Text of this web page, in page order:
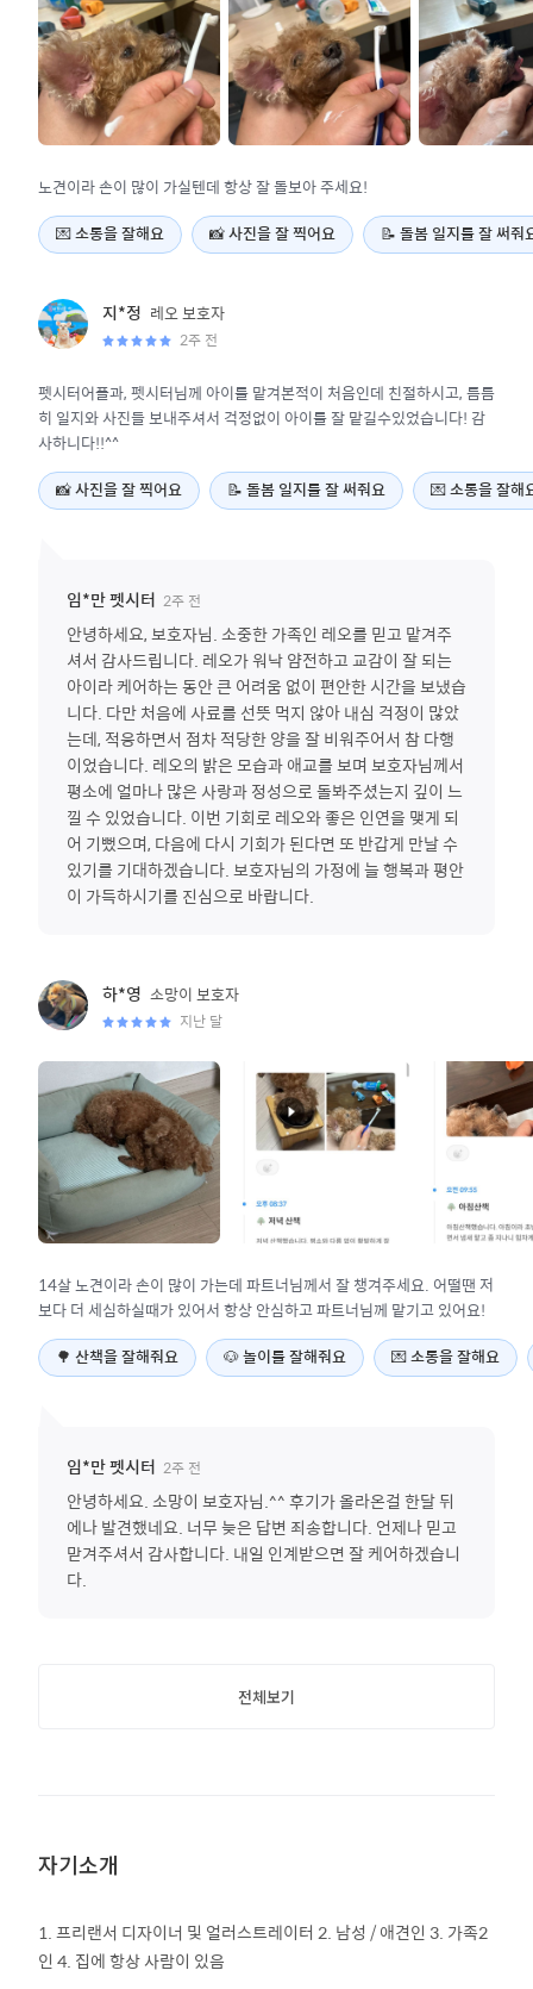
노견이라 손이 많이 가실텐데 항상 잘 돌보아 주세요!
💌 소통을 잘해요 📸사진을 잘 찍어요 📝 돌봄 일지를 잘 써줘
지*정 레오보호자
2주 전
펫시터어플과, 펫시터님께 아이를 맡겨본적이 처음인데 친절하시고, 틈틈
히 일지와 사진들 보내주셔서 걱정없이 아이를 잘 맡길수있었습니다! 감
사하니다!!^^
📸사진을 잘 찍어요 📝 돌봄 일지를 잘 써줘요 💌 소통을 잘해
임*만펫시터 2주 전
안녕하세요, 보호자님. 소중한 가족인 레오를 믿고 맡겨주
셔서 감사드립니다. 레오가 워낙 얌전하고 교감이 잘 되는
아이라 케어하는 동안 큰 어려움 없이 편안한 시간을 보냈습
니다. 다만 처음에 사료를 선뜻 먹지 않아 내심 걱정이 많았
는데, 적응하면서 점차 적당한 양을 잘 비워주어서 참 다행
이었습니다. 레오의 밝은 모습과 애교를 보며 보호자님께서
평소에 얼마나 많은 사랑과 정성으로 돌봐주셨는지 깊이 느
낄 수 있었습니다. 이번 기회로 레오와 좋은 인연을 맺게 되
어 기뻤으며, 다음에 다시 기회가 된다면 또 반갑게 만날 수
있기를 기대하겠습니다. 보호자님의 가정에 늘 행복과 평안
이 가득하시기를 진심으로 바랍니다.
하*영 소망이보호자
지난 달
14살 노견이라 손이 많이 가는데 파트너님께서 잘 챙겨주세요. 어떨땐 저
보다 더 세심하실때가 있어서 항상 안심하고 파트너님께 맡기고 있어요!
🌳 산책을 잘해줘요 🐶놀이를 잘해줘요 💌 소통을 잘해요
임*만펫시터 2주 전
안녕하세요. 소망이 보호자님.^^ 후기가 올라온걸 한달 뒤
에나 발견했네요. 너무 늦은 답변 죄송합니다. 언제나 믿고
맏겨주셔서 감사합니다. 내일 인계받으면 잘 케어하겠습니
다.
전체보기
자기소개
1. 프리랜서 디자이너 및 얼러스트레이터 2. 남성 / 애견인 3. 가족2
인 4. 집에 항상 사람이 있음